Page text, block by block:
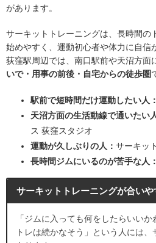
があります。
サーキットトレーニングは、長時間の
始めやすく、運動初心者や体力に自信
荻窪駅周辺では、南口駅前や天沼方面
いで・用事の前後・自宅からの徒歩圏
駅前で短時間だけ運動したい人：
天沼方面の生活動線で通いたい
ス 荻窪スタジオ
運動が久しぶりの人： サーキッ
長時間ジムにいるのが苦手な人：
サーキットトレーニングが合いや
「ジムに入っても何をしたらいい
トレは続かなそう」という人には